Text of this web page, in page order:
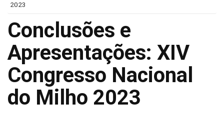
2023
Conclusões e
Apresentações: XIV
Congresso Nacional
do Milho 2023